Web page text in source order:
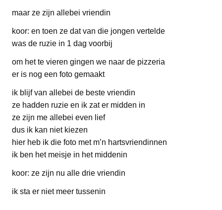
maar ze zijn allebei vriendin
koor: en toen ze dat van die jongen vertelde
was de ruzie in 1 dag voorbij
om het te vieren gingen we naar de pizzeria
er is nog een foto gemaakt
ik blijf van allebei de beste vriendin
ze hadden ruzie en ik zat er midden in
ze zijn me allebei even lief
dus ik kan niet kiezen
hier heb ik die foto met m’n hartsvriendinnen
ik ben het meisje in het middenin
koor: ze zijn nu alle drie vriendin
ik sta er niet meer tussenin